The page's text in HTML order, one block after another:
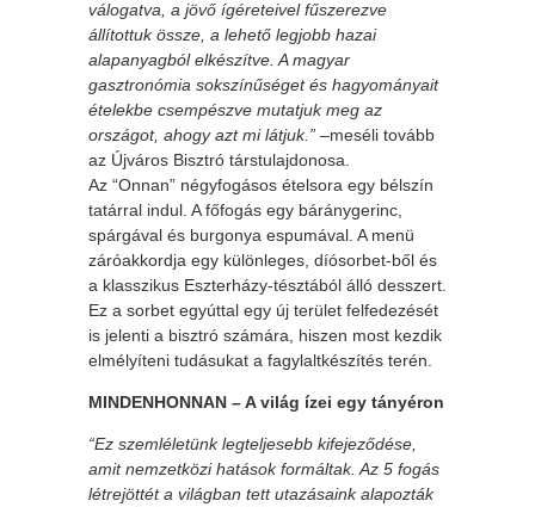
válogatva, a jövő ígéreteivel fűszerezve
állítottuk össze, a lehető legjobb hazai
alapanyagból elkészítve. A magyar
gasztronómia sokszínűséget és hagyományait
ételekbe csempészve mutatjuk meg az
országot, ahogy azt mi látjuk.” –meséli tovább
az Újváros Bisztró társtulajdonosa.
Az “Onnan” négyfogásos ételsora egy bélszín
tatárral indul. A főfogás egy báránygerinc,
spárgával és burgonya espumával. A menü
záróakkordja egy különleges, díósorbet-ből és
a klasszikus Eszterházy-tésztából álló desszert.
Ez a sorbet egyúttal egy új terület felfedezését
is jelenti a bisztró számára, hiszen most kezdik
elmélyíteni tudásukat a fagylaltkészítés terén.
MINDENHONNAN – A világ ízei egy tányéron
“Ez szemléletünk legteljesebb kifejeződése,
amit nemzetközi hatások formáltak. Az 5 fogás
létrejöttét a világban tett utazásaink alapozták